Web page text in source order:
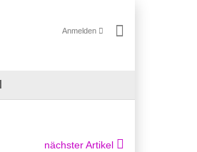
Anmelden
nächster Artikel